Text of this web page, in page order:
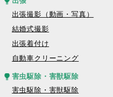
出張撮影（動画・写真）
結婚式撮影
出張着付け
自動車クリーニング
害虫駆除・害獣駆除
害虫駆除・害獣駆除